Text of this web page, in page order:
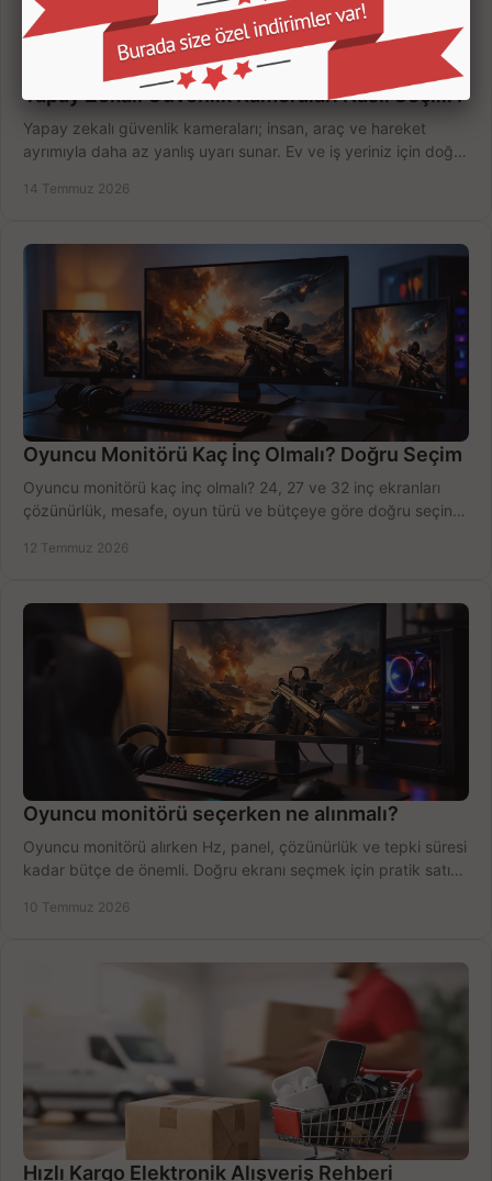
Yapay Zekalı Güvenlik Kameraları Nasıl Seçilir?
Yapay zekalı güvenlik kameraları; insan, araç ve hareket
ayrımıyla daha az yanlış uyarı sunar. Ev ve iş yeriniz için doğru
14 Temmuz 2026
Oyuncu Monitörü Kaç İnç Olmalı? Doğru Seçim
Oyuncu monitörü kaç inç olmalı? 24, 27 ve 32 inç ekranları
çözünürlük, mesafe, oyun türü ve bütçeye göre doğru seçin,
12 Temmuz 2026
Oyuncu monitörü seçerken ne alınmalı?
Oyuncu monitörü alırken Hz, panel, çözünürlük ve tepki süresi
kadar bütçe de önemli. Doğru ekranı seçmek için pratik satın
10 Temmuz 2026
Hızlı Kargo Elektronik Alışveriş Rehberi